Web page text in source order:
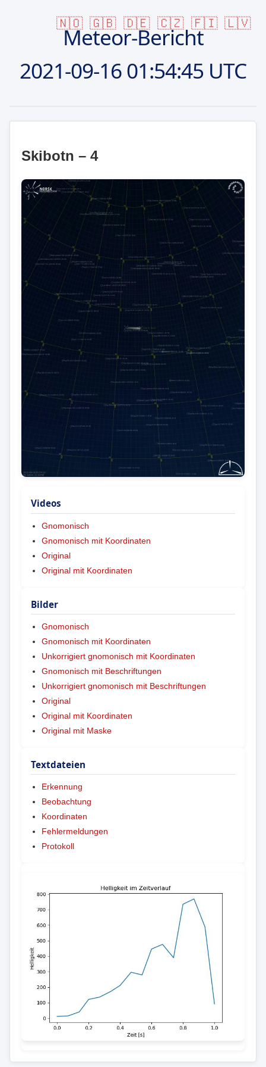
🇳🇴 🇬🇧 🇩🇪 🇨🇿 🇫🇮 🇱🇻
Meteor-Bericht
2021-09-1601:54:45 UTC
Skibotn – 4
Videos
Gnomonisch
Gnomonisch mit Koordinaten
Original
Original mit Koordinaten
Bilder
Gnomonisch
Gnomonisch mit Koordinaten
Unkorrigiert gnomonisch mit Koordinaten
Gnomonisch mit Beschriftungen
Unkorrigiert gnomonisch mit Beschriftungen
Original
Original mit Koordinaten
Original mit Maske
Textdateien
Erkennung
Beobachtung
Koordinaten
Fehlermeldungen
Protokoll